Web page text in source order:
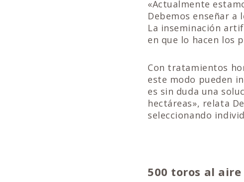
«Actualmente
Debemos enseñar a
La inseminación
en que lo hacen los
Con tratamientos
este modo pueden
es sin duda una
hectáreas», relata
seleccionando
500 toros al